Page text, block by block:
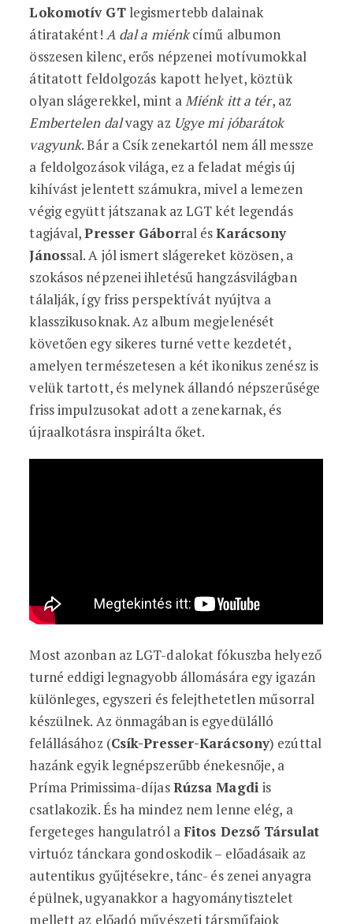
Lokomotív GTlegismertebb dalainak
átirataként! A dal a miénkcímű albumon
összesen kilenc, erős népzenei motívumokkal
átitatott feldolgozás kapott helyet, köztük
olyan slágerekkel, mint aMiénk itt a tér, az
Embertelen dalvagy az Ugye mi jóbarátok
vagyunk. Bár a Csík zenekartól nem áll messze
a feldolgozások világa, ez a feladat mégis új
kihívást jelentett számukra, mivel a lemezen
végig együtt játszanak az LGT két legendás
tagjával,Presser Gáborral ésKarácsony
Jánossal. A jól ismert slágereket közösen, a
szokásos népzenei ihletésű hangzásvilágban
tálalják, így friss perspektívát nyújtva a
klasszikusoknak. Az album megjelenését
követően egy sikeres turné vette kezdetét,
amelyen természetesen a két ikonikus zenész is
velük tartott, és melynek állandó népszerűsége
friss impulzusokat adott a zenekarnak, és
újraalkotásra inspirálta őket.
Most azonban az LGT-dalokat fókuszba helyező
turné eddigi legnagyobb állomására egy igazán
különleges, egyszeri és felejthetetlen műsorral
készülnek. Az önmagában is egyedülálló
felállásához (Csík-Presser-Karácsony) ezúttal
hazánk egyik legnépszerűbb énekesnője, a
Príma Primissima-díjasRúzsa Magdi is
csatlakozik. És ha mindez nem lenne elég, a
fergeteges hangulatról aFitos Dezső Társulat
virtuóz tánckara gondoskodik – előadásaik az
autentikus gyűjtésekre, tánc- és zenei anyagra
épülnek, ugyanakkor a hagyománytisztelet
mellett az előadó művészeti társműfajok